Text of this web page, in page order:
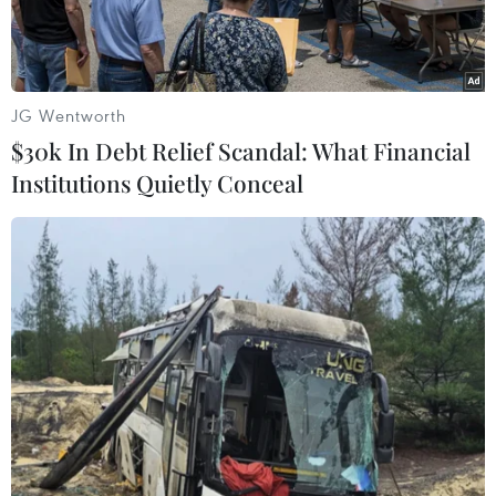
"Mặt trời nhân tạo" HL-2M Tokamak được lắp đặt ở Thành Đô,
tỉnh Tứ Xuyên (Trung Quốc). (Ảnh: AFP/TTXVN)
Theo Tân Hoa Xã, lò phản ứng Tokamak siêu
dẫn tiên tiến thử nghiệm (EAST), được Trung
Quốc gọi là “mặt trời nhân tạo," đã đạt mốc giữ
JG Wentworth
$30k In Debt Relief Scandal: What Financial
Institutions Quietly Conceal